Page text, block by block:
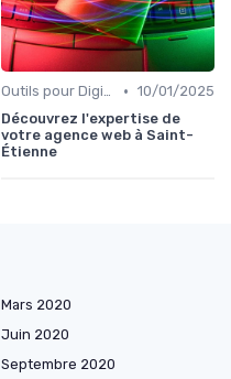
Outils pour Digital Worker • 10/01/2025
Découvrez l'expertise de
votre agence web à Saint-
Étienne
Mars 2020
Juin 2020
Septembre 2020